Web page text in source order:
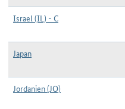
Israel (IL) - C
Japan
Jordanien (JO)